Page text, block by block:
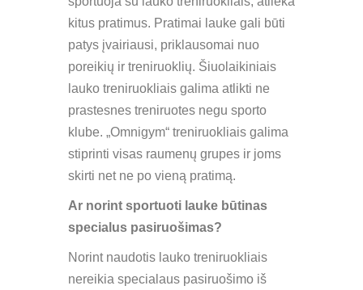
kitus pratimus. Pratimai lauke gali būti
patys įvairiausi, priklausomai nuo
poreikių ir treniruoklių. Šiuolaikiniais
lauko treniruokliais galima atlikti ne
prastesnes treniruotes negu sporto
klube. „Omnigym“ treniruokliais galima
stiprinti visas raumenų grupes ir joms
skirti net ne po vieną pratimą.
Ar norint sportuoti lauke būtinas
specialus pasiruošimas?
Norint naudotis lauko treniruokliais
nereikia specialaus pasiruošimo iš